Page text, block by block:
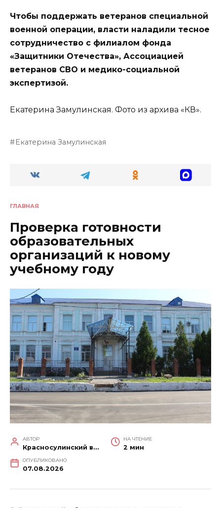
Чтобы поддержать ветеранов специальной
военной операции, власти наладили тесное
сотрудничество с филиалом фонда
«Защитники Отечества», Ассоциацией
ветеранов СВО и медико-социальной
экспертизой.
Екатерина Замулинская. Фото из архива «КВ».
Екатерина Замулинская
ГЛАВНАЯ
Проверка готовности
образовательных
организаций к новому
учебному году
АВТОР
Красносулинский вестник
НА ЧТЕНИЕ
2 мин
ОПУБЛИКОВАНО
07.08.2026